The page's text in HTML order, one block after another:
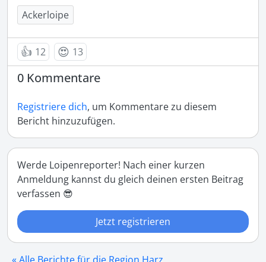
Ackerloipe
👍 12 😍 13
0 Kommentare
Registriere dich, um Kommentare zu diesem
Bericht hinzuzufügen.
Werde Loipenreporter! Nach einer kurzen
Anmeldung kannst du gleich deinen ersten Beitrag
verfassen 😎
Jetzt registrieren